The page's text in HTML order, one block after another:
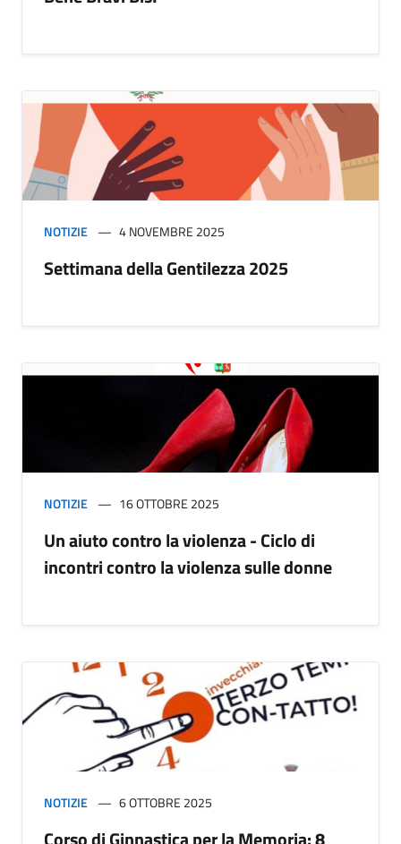
NOTIZIE 4 NOVEMBRE 2025
Settimana della Gentilezza 2025
NOTIZIE 16 OTTOBRE 2025
Un aiuto contro la violenza - Ciclo di
incontri contro la violenza sulle donne
NOTIZIE 6 OTTOBRE 2025